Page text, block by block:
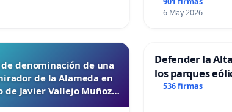
6 May 2026
denominación de una
de la Alameda en
de Javier Vallejo Muñoz
Defender la
los parques
536 firmas